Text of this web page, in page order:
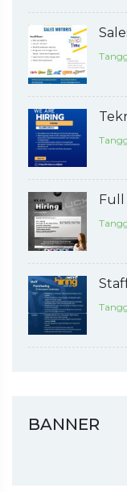
Full
BANNER